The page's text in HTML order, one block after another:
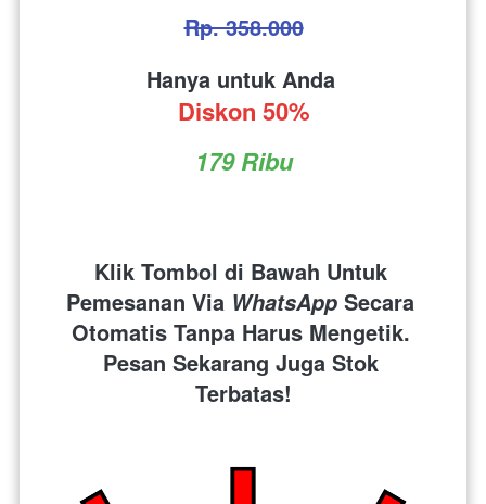
Rp. 358.000
Hanya untuk Anda
Diskon 50%
179 Ribu
Klik Tombol di Bawah Untuk
Pemesanan Via WhatsApp Secara
Otomatis Tanpa Harus Mengetik.
Pesan Sekarang Juga Stok
Terbatas!